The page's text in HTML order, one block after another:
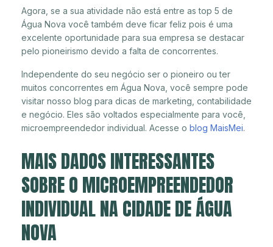
Agora, se a sua atividade não está entre as top 5 de
Água Nova você também deve ficar feliz pois é uma
excelente oportunidade para sua empresa se destacar
pelo pioneirismo devido a falta de concorrentes.
Independente do seu negócio ser o pioneiro ou ter
muitos concorrentes em Água Nova, você sempre pode
visitar nosso blog para dicas de marketing, contabilidade
e negócio. Eles são voltados especialmente para você,
microempreendedor individual. Acesse o blog MaisMei.
MAIS DADOS INTERESSANTES
SOBRE O MICROEMPREENDEDOR
INDIVIDUAL NA CIDADE DE ÁGUA
NOVA